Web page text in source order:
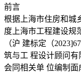
前言
根据上海市住房和城
度上海市工程建设规
（沪 建标定（
筑与工 程设计顾问
会同相关单 位编制面